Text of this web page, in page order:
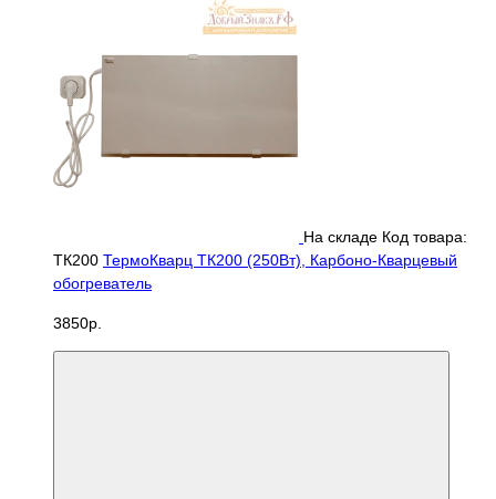
На складе Код товара:
ТК200 ТермоКварц ТК200 (250Вт), Карбоно-Кварцевый
обогреватель
3850р.